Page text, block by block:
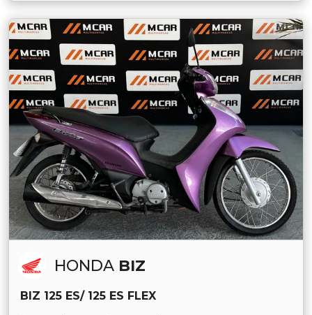
HONDA BIZ
BIZ 125 ES/ 125 ES FLEX